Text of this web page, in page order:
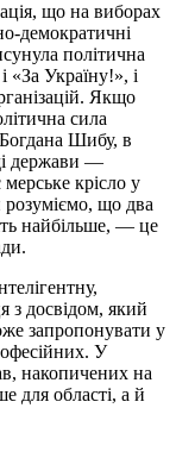
що на виборах
демократичні
політична
«За Україну!», і
Якщо
сила
Шибу, в
держави —
крісло у
що два
найбільше, — це
з досвідом, який
запропонувати у
У
накопичених на
для області, а й